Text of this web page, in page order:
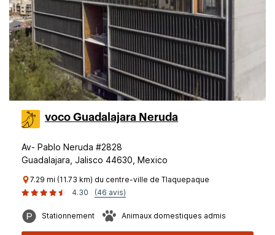
voco Guadalajara Neruda
Av- Pablo Neruda #2828
Guadalajara, Jalisco 44630, Mexico
7.29 mi (11.73 km) du centre-ville de Tlaquepaque
4.30
(46 avis)
Stationnement Animaux domestiques admis